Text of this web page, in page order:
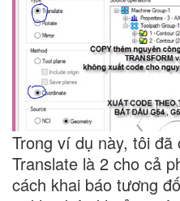
Trong ví dụ này, tôi
Translate là 2 cho cả
cách khai báo tương